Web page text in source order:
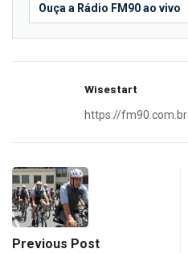
Ouça a Rádio FM90 ao vivo
Wisestart
https://fm90.com.br
Previous Post